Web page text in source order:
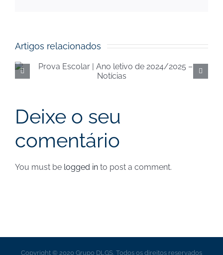
Artigos relacionados
Execução orçamental da
Segurança Social de
Deixe o seu
comentário
You must be logged in to post a comment.
Copyright © 2020 Grupo DLGS, Todos os direitos reservados